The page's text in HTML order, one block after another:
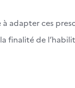
à adapter ces
finalité de